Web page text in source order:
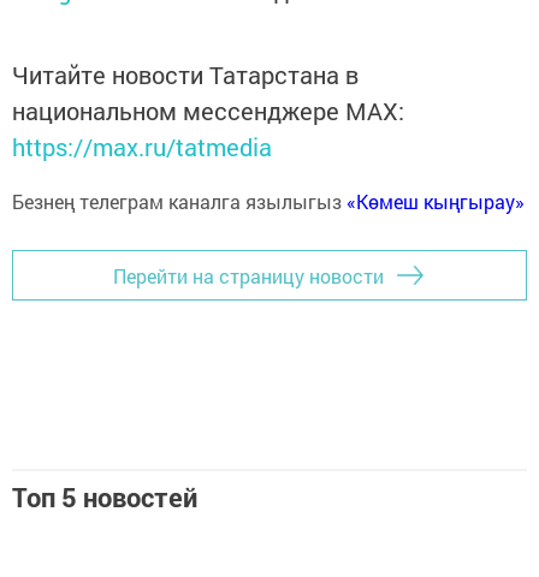
Читайте новости Татарстана в
национальном мессенджере MАХ:
https://max.ru/tatmedia
Безнең телеграм каналга язылыгыз «Көмеш кыңгырау»
Перейти на страницу новости
Топ 5 новостей